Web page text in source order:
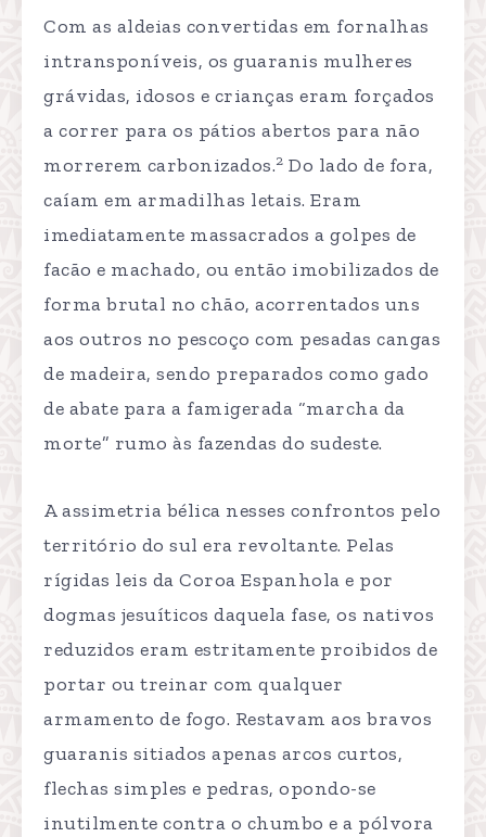
Com as aldeias convertidas em fornalhas
intransponíveis, os guaranis mulheres
grávidas, idosos e crianças eram forçados
a correr para os pátios abertos para não
morrerem carbonizados.2 Do lado de fora,
caíam em armadilhas letais. Eram
imediatamente massacrados a golpes de
facão e machado, ou então imobilizados de
forma brutal no chão, acorrentados uns
aos outros no pescoço com pesadas cangas
de madeira, sendo preparados como gado
de abate para a famigerada “marcha da
morte” rumo às fazendas do sudeste.
A assimetria bélica nesses confrontos pelo
território do sul era revoltante. Pelas
rígidas leis da Coroa Espanhola e por
dogmas jesuíticos daquela fase, os nativos
reduzidos eram estritamente proibidos de
portar ou treinar com qualquer
armamento de fogo. Restavam aos bravos
guaranis sitiados apenas arcos curtos,
flechas simples e pedras, opondo-se
inutilmente contra o chumbo e a pólvora